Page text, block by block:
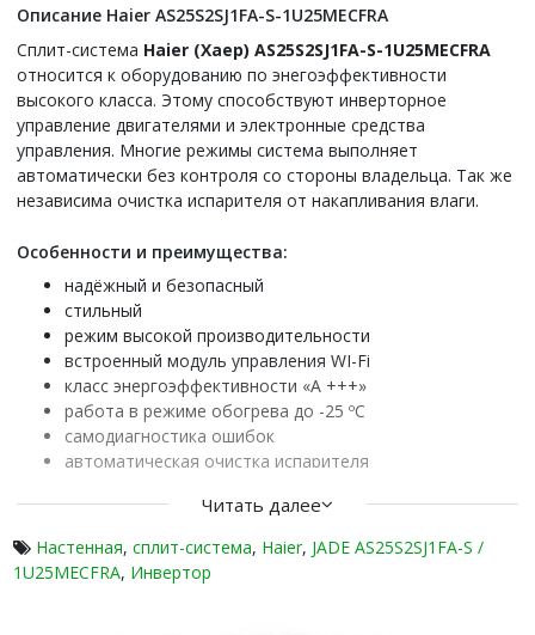
Описание Haier AS25S2SJ1FA-S-1U25MECFRA
Сплит-система Haier (Хаер) AS25S2SJ1FA-S-1U25MECFRA
относится к оборудованию по энегоэффективности
высокого класса. Этому способствуют инверторное
управление двигателями и электронные средства
управления. Многие режимы система выполняет
автоматически без контроля со стороны владельца. Так же
независима очистка испарителя от накапливания влаги.
Особенности и преимущества:
надёжный и безопасный
стильный
режим высокой производительности
встроенный модуль управления WI-Fi
класс энергоэффективности «А +++»
работа в режиме обогрева до -25 ºС
самодиагностика ошибок
автоматическая очистка испарителя
ионизатор воздуха Nano-Aqua
конструкция вентилятора позволяет подавать воздух
на расстояние до 12 м
Читать далее
Настенная, сплит-система, Haier, JADE AS25S2SJ1FA-S /
1U25MECFRA, Инвертор